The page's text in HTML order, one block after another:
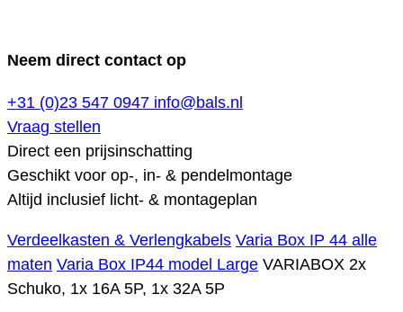
Neem direct contact op
+31 (0)23 547 0947 info@bals.nl
Vraag stellen
Direct een prijsinschatting
Geschikt voor op-, in- & pendelmontage
Altijd inclusief licht- & montageplan
Verdeelkasten & Verlengkabels Varia Box IP 44 alle
maten Varia Box IP44 model Large VARIABOX 2x
Schuko, 1x 16A 5P, 1x 32A 5P